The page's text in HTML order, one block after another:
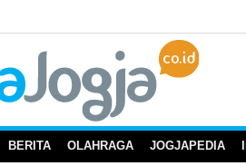
BERITA OLAHRAGA JOGJAPEDIA